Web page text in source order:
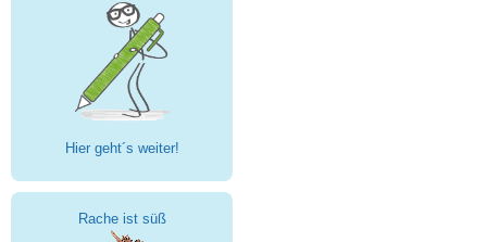
Hier geht´s weiter!
Rache ist süß